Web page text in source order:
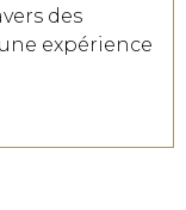
des
expérience